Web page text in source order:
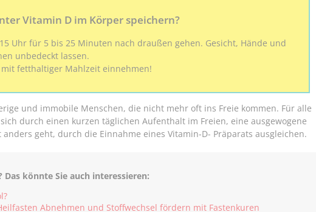
Vitamin D im Körper speichern?
Uhr für 5 bis 25 Minuten nach draußen gehen. Gesicht, Hände und
unbedeckt lassen.
fetthaltiger Mahlzeit einnehmen!
und immobile Menschen, die nicht mehr oft ins Freie kommen. Für alle
durch einen kurzen täglichen Aufenthalt im Freien, eine ausgewogene
geht, durch die Einnahme eines Vitamin-D- Präparats ausgleichen.
könnte Sie auch interessieren:
Abnehmen und Stoffwechsel fördern mit Fastenkuren